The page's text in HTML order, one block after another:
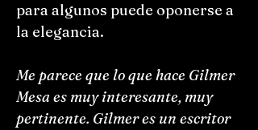
para algunos puede oponerse a
la elegancia.
Me parece que lo que hace Gilmer
Mesa es muy interesante, muy
pertinente. Gilmer es un escritor